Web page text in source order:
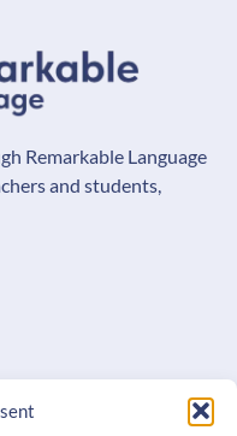
Remarkable Language
and students,